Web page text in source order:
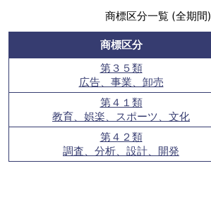
商標区分一覧 (全期間)
商標区分
第３５類
広告、事業、卸売
第４１類
教育、娯楽、スポーツ、文化
第４２類
調査、分析、設計、開発